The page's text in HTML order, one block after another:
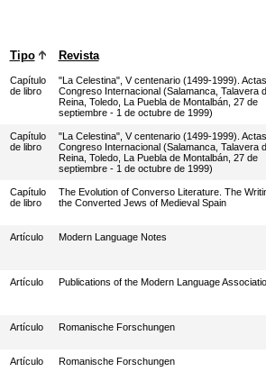
Tipo Revista
Capítulo
de libro
"La Celestina", V centenario (1499-1999).
Congreso Internacional (Salamanca, Talavera
Reina, Toledo, La Puebla de Montalbán, 27 de
septiembre - 1 de octubre de 1999)
Capítulo
de libro
"La Celestina", V centenario (1499-1999).
Congreso Internacional (Salamanca, Talavera
Reina, Toledo, La Puebla de Montalbán, 27 de
septiembre - 1 de octubre de 1999)
Capítulo
de libro
The Evolution of Converso Literature. The
the Converted Jews of Medieval Spain
Artículo Modern Language Notes
Artículo Publications of the Modern Language
Artículo Romanische Forschungen
Artículo Romanische Forschungen